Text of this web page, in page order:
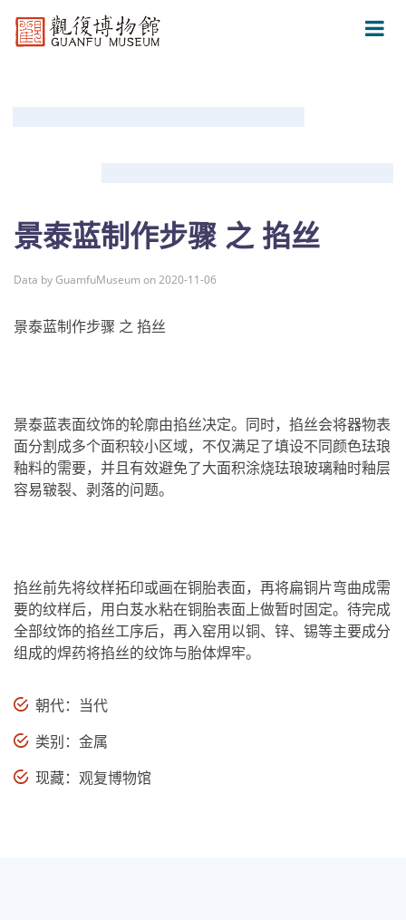
景泰蓝制作步骤 之 掐丝
Data by GuamfuMuseum on 2020-11-06
景泰蓝制作步骤 之 掐丝
景泰蓝表面纹饰的轮廓由掐丝决定。同时，掐丝会将器物表
面分割成多个面积较小区域，不仅满足了填设不同颜色珐琅
釉料的需要，并且有效避免了大面积涂烧珐琅玻璃釉时釉层
容易皲裂、剥落的问题。
掐丝前先将纹样拓印或画在铜胎表面，再将扁铜片弯曲成需
要的纹样后，用白芨水粘在铜胎表面上做暂时固定。待完成
全部纹饰的掐丝工序后，再入窑用以铜、锌、锡等主要成分
组成的焊药将掐丝的纹饰与胎体焊牢。
朝代：当代
类别：金属
现藏：观复博物馆